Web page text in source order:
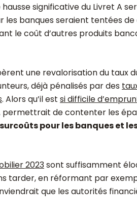
significative du Livret A
les banques seraient tentées de
le coût d’autres produits
une revalorisation du taux
déjà pénalisés par des
. Alors qu’il est si difficile
permettrait de contenter les
pour les banques et
2023sont suffisamment
tarder, en réformant par
que les autorités